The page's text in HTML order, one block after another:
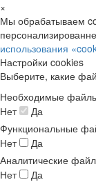
×
Мы обрабатываем
использования
Настройки cookies
Выберите, какие
Необходимые
Нет
Да
Функциональные
Нет
Да
Аналитические
Нет
Да